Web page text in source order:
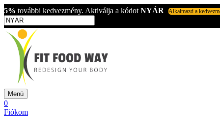
5% további kedvezmény. Aktiválja a kódot NYÁR Alkalmazd a
Menü
0
Fiókom